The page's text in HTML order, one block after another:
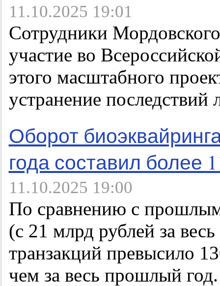
11.10.2025 19:01
Сотрудники
участие во
этого масштабного
устранение
Оборот
года составил более
11.10.2025 19:00
По сравнению с
(с 21 млрд рублей за
транзакций превысило
чем за весь прошлый год.